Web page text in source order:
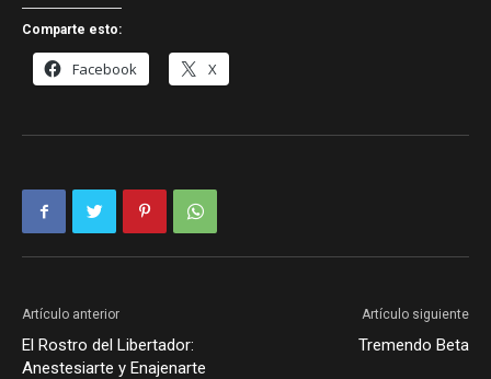
Comparte esto:
Facebook X
Artículo anterior
El Rostro del Libertador:
Anestesiarte y Enajenarte
Artículo siguiente
Tremendo Beta